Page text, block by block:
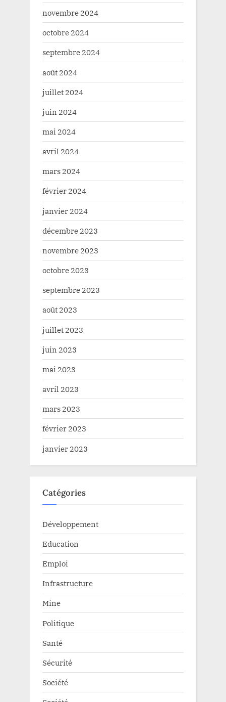
novembre 2024
octobre 2024
septembre 2024
août 2024
juillet 2024
juin 2024
mai 2024
avril 2024
mars 2024
février 2024
janvier 2024
décembre 2023
novembre 2023
octobre 2023
septembre 2023
août 2023
juillet 2023
juin 2023
mai 2023
avril 2023
mars 2023
février 2023
janvier 2023
Catégories
Développement
Education
Emploi
Infrastructure
Mine
Politique
Santé
Sécurité
Société